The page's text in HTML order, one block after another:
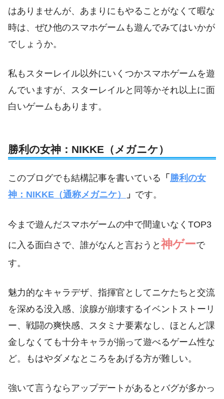
はありませんが、あまりにもやることがなくて暇な
時は、ぜひ他のスマホゲームも遊んでみてはいかが
でしょうか。
私もスターレイル以外にいくつかスマホゲームを遊
んでいますが、スターレイルと同等かそれ以上に面
白いゲームもあります。
勝利の女神：NIKKE（メガニケ）
このブログでも結構記事を書いている 「 勝利の女
神：NIKKE（通称メガニケ）
」 です。
今まで遊んだスマホゲームの中で間違いなくTOP3
に入る面白さで、誰がなんと言おうと 神ゲーで
す。
魅力的なキャラデザ、指揮官としてニケたちと交流
を深める没入感、涙腺が崩壊するイベントストーリ
ー、戦闘の爽快感、スタミナ要素なし、ほとんど課
金しなくても十分キャラが揃って遊べるゲーム性な
ど。もはやダメなところをあげる方が難しい。
強いて言うならアップデートがあるとバグが多かっ